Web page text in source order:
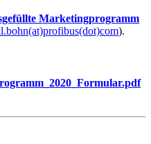
Marketingprogramm
).